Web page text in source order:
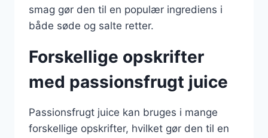
smag gør den til en populær ingrediens i
både søde og salte retter.
Forskellige opskrifter
med passionsfrugt juice
Passionsfrugt juice kan bruges i mange
forskellige opskrifter, hvilket gør den til en